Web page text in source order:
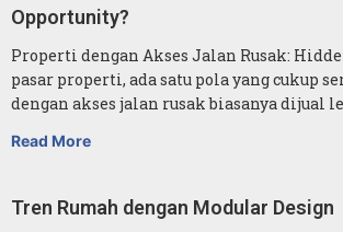
Opportunity?
Properti dengan Akses Jalan Rusak:
pasar properti, ada satu pola yang cukup
dengan akses jalan rusak biasanya dijual
Read More
Tren Rumah dengan Modular Design